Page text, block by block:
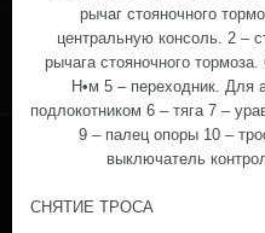
рычаг стояночного
центральную консоль. 2 –
рычага стояночного
Н•м 5 – переходник. Для
подлокотником 6 – тяга 7 –
9 – палец опоры 10 –
выключатель
СНЯТИЕ ТРОСА